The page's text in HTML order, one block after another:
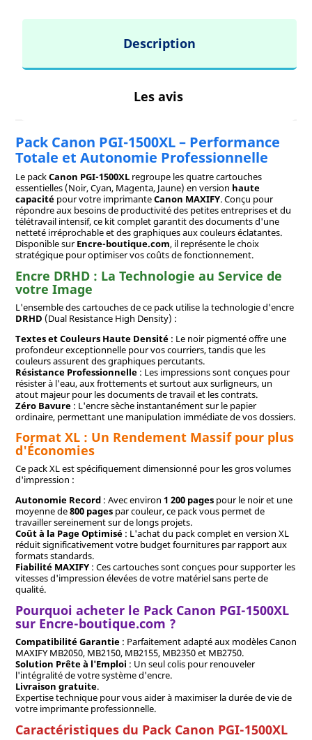
Description
Les avis
Pack Canon PGI-1500XL – Performance
Totale et Autonomie Professionnelle
Le packCanon PGI-1500XLregroupe les quatre cartouches
essentielles (Noir, Cyan, Magenta, Jaune) en version haute
capacitépour votre imprimanteCanon MAXIFY. Conçu pour
répondre aux besoins de productivité des petites entreprises et du
télétravail intensif, ce kit complet garantit des documents d'une
netteté irréprochable et des graphiques aux couleurs éclatantes.
Disponible surEncre-boutique.com, il représente le choix
stratégique pour optimiser vos coûts de fonctionnement.
Encre DRHD : La Technologie au Service de
votre Image
L'ensemble des cartouches de ce pack utilise la technologie d'encre
DRHD (Dual Resistance High Density) :
Textes et Couleurs Haute Densité: Le noir pigmenté offre une
profondeur exceptionnelle pour vos courriers, tandis que les
couleurs assurent des graphiques percutants.
Résistance Professionnelle: Les impressions sont conçues pour
résister à l'eau, aux frottements et surtout aux surligneurs, un
atout majeur pour les documents de travail et les contrats.
Zéro Bavure: L'encre sèche instantanément sur le papier
ordinaire, permettant une manipulation immédiate de vos dossiers.
Format XL : Un Rendement Massif pour plus
d'Économies
Ce pack XL est spécifiquement dimensionné pour les gros volumes
d'impression :
Autonomie Record: Avec environ 1 200 pagespour le noir et une
moyenne de800 pagespar couleur, ce pack vous permet de
travailler sereinement sur de longs projets.
Coût à la Page Optimisé: L'achat du pack complet en version XL
réduit significativement votre budget fournitures par rapport aux
formats standards.
Fiabilité MAXIFY: Ces cartouches sont conçues pour supporter les
vitesses d'impression élevées de votre matériel sans perte de
qualité.
Pourquoi acheter le Pack Canon PGI-1500XL
sur Encre-boutique.com ?
Compatibilité Garantie: Parfaitement adapté aux modèles Canon
MAXIFY MB2050, MB2150, MB2155, MB2350 et MB2750.
Solution Prête à l'Emploi : Un seul colis pour renouveler
l'intégralité de votre système d'encre.
Livraison gratuite.
Expertise technique pour vous aider à maximiser la durée de vie de
votre imprimante professionnelle.
Caractéristiques du Pack Canon PGI-1500XL